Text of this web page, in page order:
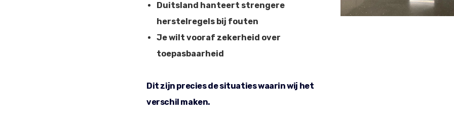
Duitsland hanteert strengere
herstelregels bij fouten
Je wilt vooraf zekerheid over
toepasbaarheid
Dit zijn precies de situaties waarin wij het
verschil maken.